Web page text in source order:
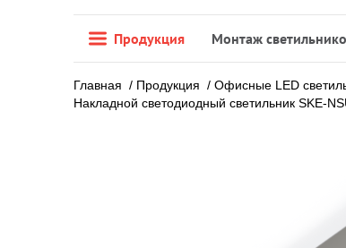
Продукция Монтаж
Главная / Продукция / Офисные LED
Накладной светодиодный светильник SKE-